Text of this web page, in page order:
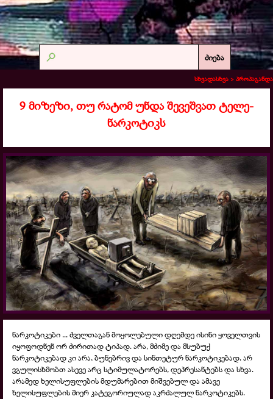
ძიება
სხვადასხვა > პროპაგანდა
9 მიზეზი, თუ რატომ უნდა შევეშვათ ტელე-
ნარკოტიკს
ნარკოტიკები ... ძველთაგან მოყოლებული დღემდე ისინი ყოველთვის
იყოფოდნენ ორ ძირითად ტიპად. არა, მძიმე და მსუბუქ
ნარკოტიკებად კი არა, ბუნებრივ და სინთეტურ ნარკოტიკებად. არ
ვგულისხმობთ ასევე არც სტიმულატორებს, დეპრესანტებს და სხვა.
არამედ ხელისუფლების მდუმარებით მიშვებულ და ამავე
ხელისუფლების მიერ კატეგორიულად აკრძალულ ნარკოტიკებს.